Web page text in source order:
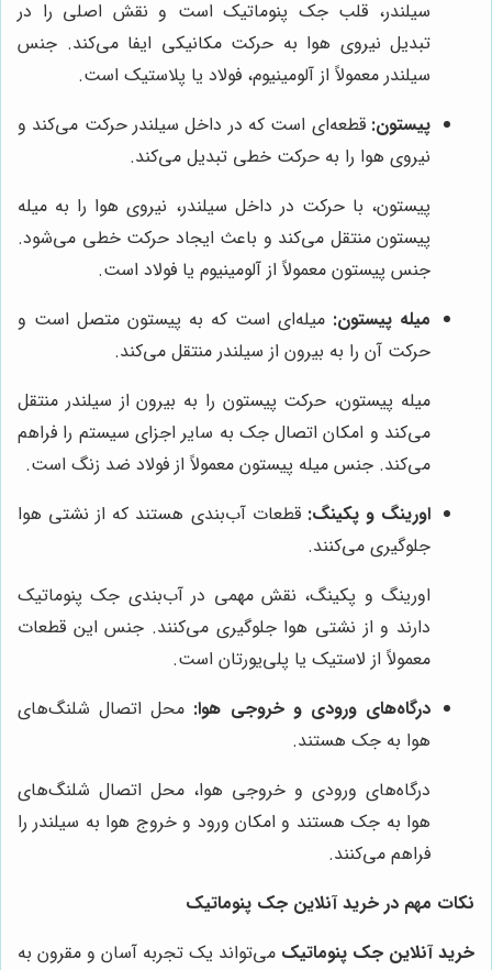
سیلندر، قلب جک پنوماتیک است و نقش اصلی را در
تبدیل نیروی هوا به حرکت مکانیکی ایفا می‌کند. جنس
سیلندر معمولاً از آلومینیوم، فولاد یا پلاستیک است.
پیستون: قطعه‌ای است که در داخل سیلندر حرکت می‌کند و
نیروی هوا را به حرکت خطی تبدیل می‌کند.
پیستون، با حرکت در داخل سیلندر، نیروی هوا را به میله
پیستون منتقل می‌کند و باعث ایجاد حرکت خطی می‌شود.
جنس پیستون معمولاً از آلومینیوم یا فولاد است.
میله پیستون: میله‌ای است که به پیستون متصل است و
حرکت آن را به بیرون از سیلندر منتقل می‌کند.
میله پیستون، حرکت پیستون را به بیرون از سیلندر منتقل
می‌کند و امکان اتصال جک به سایر اجزای سیستم را فراهم
می‌کند. جنس میله پیستون معمولاً از فولاد ضد زنگ است.
اورینگ و پکینگ: قطعات آب‌بندی هستند که از نشتی هوا
جلوگیری می‌کنند.
اورینگ و پکینگ، نقش مهمی در آب‌بندی جک پنوماتیک
دارند و از نشتی هوا جلوگیری می‌کنند. جنس این قطعات
معمولاً از لاستیک یا پلی‌یورتان است.
درگاه‌های ورودی و خروجی هوا: محل اتصال شلنگ‌های
هوا به جک هستند.
درگاه‌های ورودی و خروجی هوا، محل اتصال شلنگ‌های
هوا به جک هستند و امکان ورود و خروج هوا به سیلندر را
فراهم می‌کنند.
نکات مهم در خرید آنلاین جک پنوماتیک
خرید آنلاین جک پنوماتیک می‌تواند یک تجربه آسان و مقرون به